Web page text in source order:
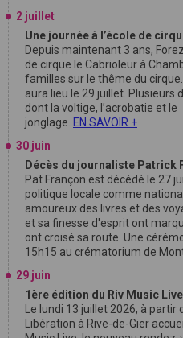
2 juillet
Une journée à l’école de
Depuis maintenant 3 ans,
de cirque le Cabrioleur à
familles sur le thême du
aura lieu le 29 juillet. Plusieurs
dont la voltige, l’acrobatie et le
jonglage. EN SAVOIR +
30 juin
Décès du journaliste Patrick
Pat Françon est décédé le 27
politique locale comme
amoureux des livres et des
et sa finesse d'esprit ont
ont croisé sa route. Une
15h15 au crématorium de
29 juin
1ère édition du Riv Music Live
Le lundi 13 juillet 2026, à partir
Libération à Rive-de-Gier